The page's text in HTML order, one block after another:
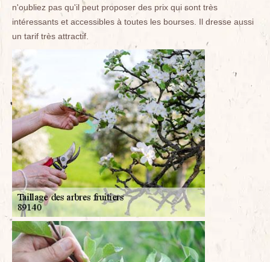
n'oubliez pas qu'il peut proposer des prix qui sont très
intéressants et accessibles à toutes les bourses. Il dresse aussi
un tarif très attractif.